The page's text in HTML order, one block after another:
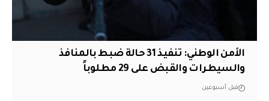
الأمن الوطني: تنفيذ 31 حالة ضبط بالمنافذ
والسيطرات والقبض على 29 مطلوباً
قبل أسبوعين